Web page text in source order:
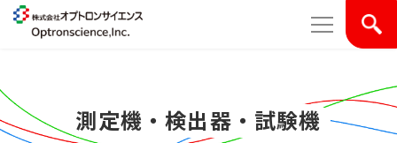
測定機・検出器・試験機